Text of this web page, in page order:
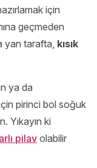
için
geçmeden
yan tarafta, kısık
ya da
pirinci bol soğuk
Yıkayın ki
pilav olabilir